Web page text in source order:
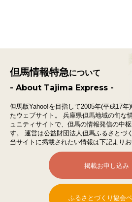
但馬情報特急について
- About Tajima Express -
但馬版Yahoo!を目指して2005年(平成17年
たウェブサイト。
兵庫県但馬地域の旬な
ュニティサイトで、 但馬の情報発信の中
す。
運営は公益財団法人但馬ふるさとづ
当サイトに掲載されたい情報は下記よりお
掲載お申し込み
ふるさとづくり協会